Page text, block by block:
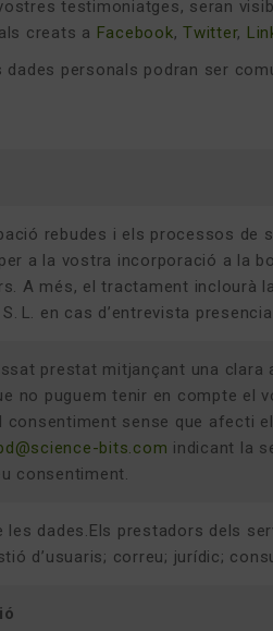
testimoniatges, seran
creats a Facebook, Twitter,
dades personals podran ser
rebudes i els processos
a la vostra incorporació a la
A més, el tractament inclourà
L. en cas d’entrevista
prestat mitjançant una
no puguem tenir en compte el
consentiment sense que afecti
bits.com indicant la
consentiment.
dades.Els prestadors dels
d’usuaris; correu; jurídic;